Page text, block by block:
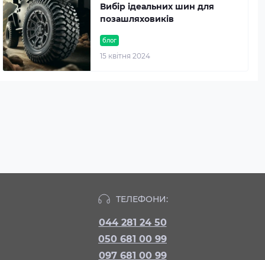
блог
15 квітня 2024
Вибір ідеальних шин для
позашляховиків
ТЕЛЕФОНИ:
044 281 24 50
050 681 00 99
097 681 00 99